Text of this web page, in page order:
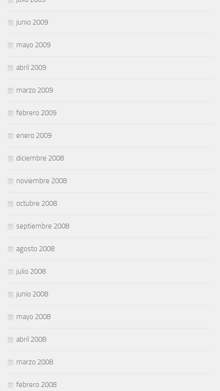
junio 2009
mayo 2009
abril 2009
marzo 2009
febrero 2009
enero 2009
diciembre 2008
noviembre 2008
octubre 2008
septiembre 2008
agosto 2008
julio 2008
junio 2008
mayo 2008
abril 2008
marzo 2008
febrero 2008